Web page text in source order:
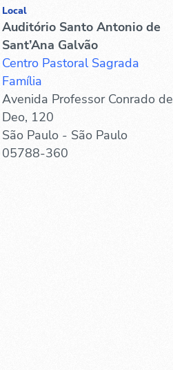
Local
Auditório Santo Antonio de
Sant’Ana Galvão
Centro Pastoral Sagrada
Família
Avenida Professor Conrado de
Deo, 120
São Paulo - São Paulo
05788-360